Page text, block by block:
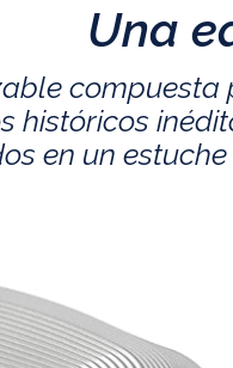
Una
históricos
en un